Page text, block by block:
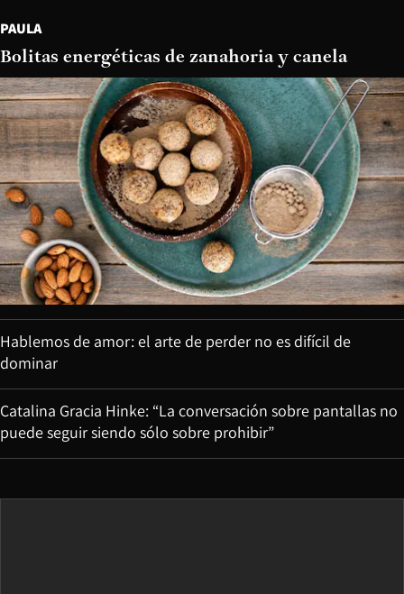
PAULA
Bolitas energéticas de zanahoria y canela
Hablemos de amor: el arte de perder no es difícil de
dominar
Catalina Gracia Hinke: “La conversación sobre pantallas no
puede seguir siendo sólo sobre prohibir”